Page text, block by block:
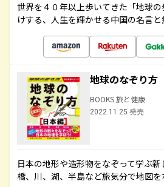
世界を４０年以上歩いてきた「地球
けする、人生を輝かせる中国の名言
地球のなぞり
BOOKS 旅と健康
2022.11.25 発売
日本の地形や造形物をなぞって学ぶ
橋、川、湖、半島など旅気分で地図を